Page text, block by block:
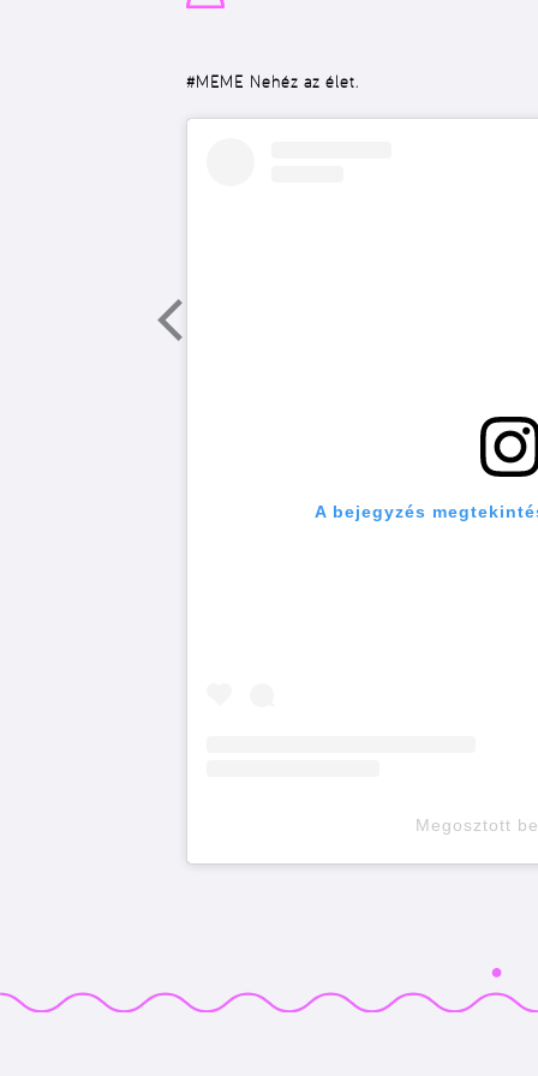
#MEME Nehéz az élet.
A bejegyzés
Megosztott